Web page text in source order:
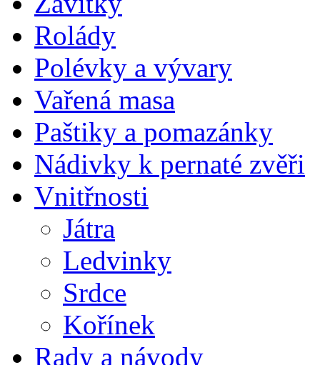
Rolády
Polévky a vývary
Vařená masa
Paštiky a pomazánky
Nádivky k pernaté zvěři
Vnitřnosti
Játra
Ledvinky
Srdce
Kořínek
Rady a návody